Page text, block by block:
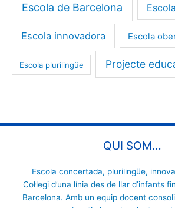
Escola de Barcelona
Escola innovadora Escola
Escola plurilingüe Projecte
QUI SOM…
Escola concertada, plurilingüe,
Col·legi d’una línia des de llar d’infants
Barcelona. Amb un equip docent